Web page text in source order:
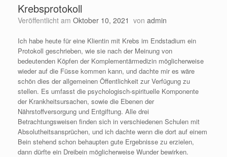
Krebsprotokoll
Veröffentlicht am Oktober 10, 2021 von admin
Ich habe heute für eine Klientin mit Krebs im Endstadium ein
Protokoll geschrieben, wie sie nach der Meinung von
bedeutenden Köpfen der Komplementärmedizin möglicherweise
wieder auf die Füsse kommen kann, und dachte mir es wäre
schön dies der allgemeinen Öffentlichkeit zur Verfügung zu
stellen. Es umfasst die psychologisch-spirituelle Komponente
der Krankheitsursachen, sowie die Ebenen der
Nährstoffversorgung und Entgiftung. Alle drei
Betrachtungsweisen finden sich in verschiedenen Schulen mit
Absolutheitsansprüchen, und ich dachte wenn die dort auf einem
Bein stehend schon behaupten gute Ergebnisse zu erzielen,
dann dürfte ein Dreibein möglicherweise Wunder bewirken.